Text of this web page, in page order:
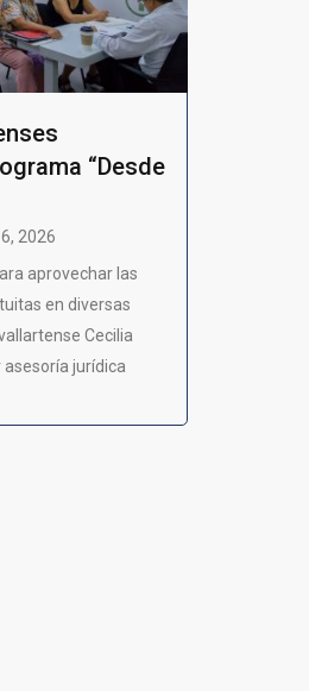
“Desde
2026
aprovechar las
en diversas
Cecilia
jurídica